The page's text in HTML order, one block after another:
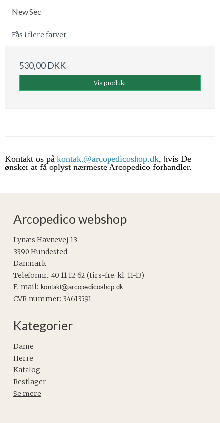
New Sec
Fås i flere farver
530,00 DKK
Vis produkt
Kontakt os på kontakt@arcopedicoshop.dk, hvis De
ønsker at få oplyst nærmeste Arcopedico forhandler.
Arcopedico webshop
Lynæs Havnevej 13
3390 Hundested
Danmark
Telefonnr.: 40 11 12 62 (tirs-fre. kl. 11-13)
E-mail:
CVR-nummer: 34613591
Kategorier
Dame
Herre
Katalog
Restlager
Se mere